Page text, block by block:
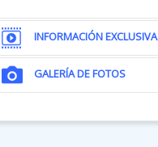
INFORMACIÓN EXCLUSIVA
GALERÍA DE FOTOS